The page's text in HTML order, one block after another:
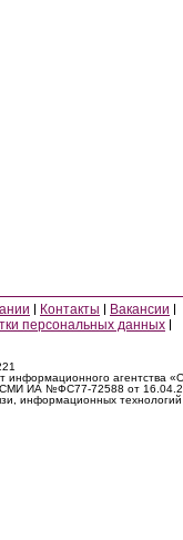
Контакты
Вакансии
персональных данных
информационного агентства
СМИ ИА №ФС77-72588 от
информационных